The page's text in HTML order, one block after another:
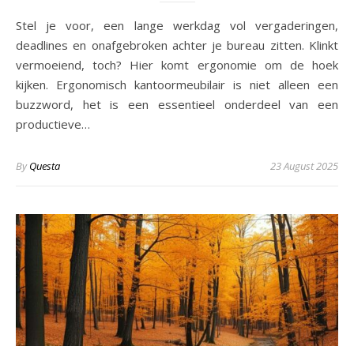
Stel je voor, een lange werkdag vol vergaderingen,
deadlines en onafgebroken achter je bureau zitten. Klinkt
vermoeiend, toch? Hier komt ergonomie om de hoek
kijken. Ergonomisch kantoormeubilair is niet alleen een
buzzword, het is een essentieel onderdeel van een
productieve…
ByQuesta 23 August 2025